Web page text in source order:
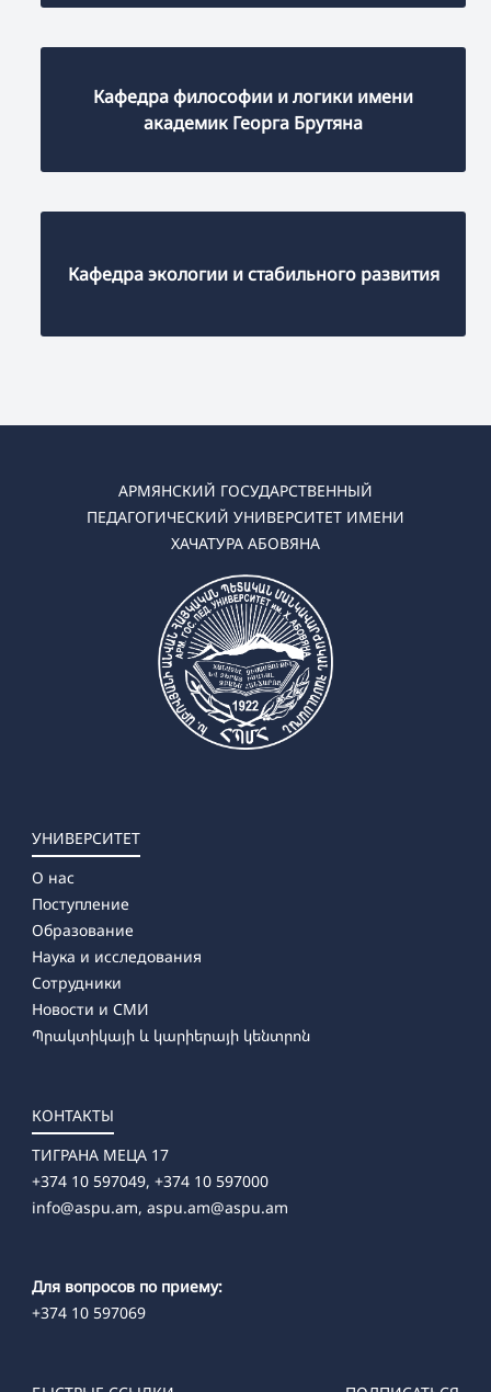
Кафедра философии и логики имени
академик Георга Брутяна
Кафедра экологии и стабильного развития
АРМЯНСКИЙ ГОСУДАРСТВЕННЫЙ
ПЕДАГОГИЧЕСКИЙ УНИВЕРСИТЕТ ИМЕНИ
ХАЧАТУРА АБОВЯНА
УНИВЕРСИТЕТ
О нас
Поступление
Образование
Наука и исследования
Сотрудники
Новости и СМИ
Պրակտիկայի և կարիերայի կենտրոն
КОНТАКТЫ
ТИГРАНА МЕЦА 17
+374 10 597049, +374 10 597000
info@aspu.am, aspu.am@aspu.am
Для вопросов по приему:
+374 10 597069